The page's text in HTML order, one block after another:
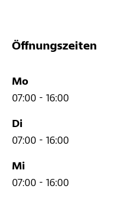
Öffnungszeiten
Mo
07:00 - 16:00
Di
07:00 - 16:00
Mi
07:00 - 16:00